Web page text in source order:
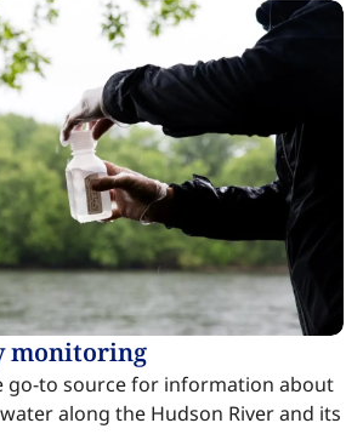
go-to source for information about
along the Hudson River and its